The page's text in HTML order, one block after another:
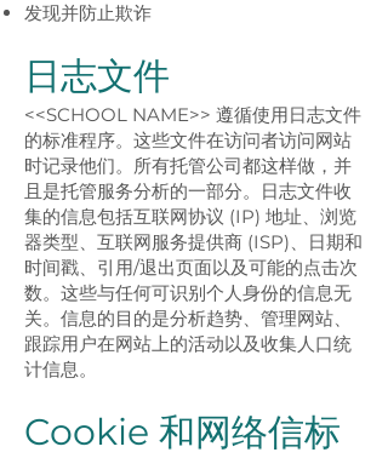
发现并防止欺诈
日志文件
<<SCHOOL NAME>> 遵循使用日志文件
的标准程序。这些文件在访问者访问网站
时记录他们。所有托管公司都这样做，并
且是托管服务分析的一部分。日志文件收
集的信息包括互联网协议 (IP) 地址、浏览
器类型、互联网服务提供商 (ISP)、日期和
时间戳、引用/退出页面以及可能的点击次
数。这些与任何可识别个人身份的信息无
关。信息的目的是分析趋势、管理网站、
跟踪用户在网站上的活动以及收集人口统
计信息。
Cookie 和网络信标